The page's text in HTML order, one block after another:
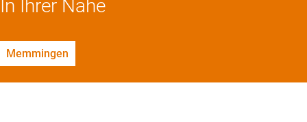
In Ihrer Nähe
Memmingen